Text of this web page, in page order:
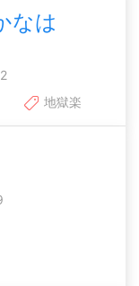
なは
地獄楽